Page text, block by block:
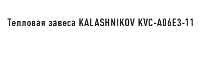
Тепловая завеса KALASHNIKOV KVC-A06E3-11